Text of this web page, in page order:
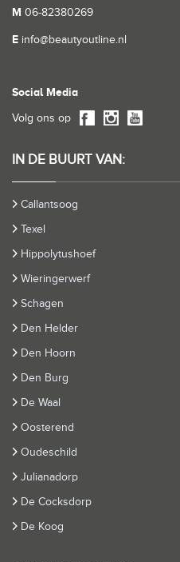
M 06-82380269
E info@beautyoutline.nl
Social Media
Volg ons op
IN DE BUURT VAN:
Callantsoog
Texel
Hippolytushoef
Wieringerwerf
Schagen
Den Helder
Den Hoorn
Den Burg
De Waal
Oosterend
Oudeschild
Julianadorp
De Cocksdorp
De Koog